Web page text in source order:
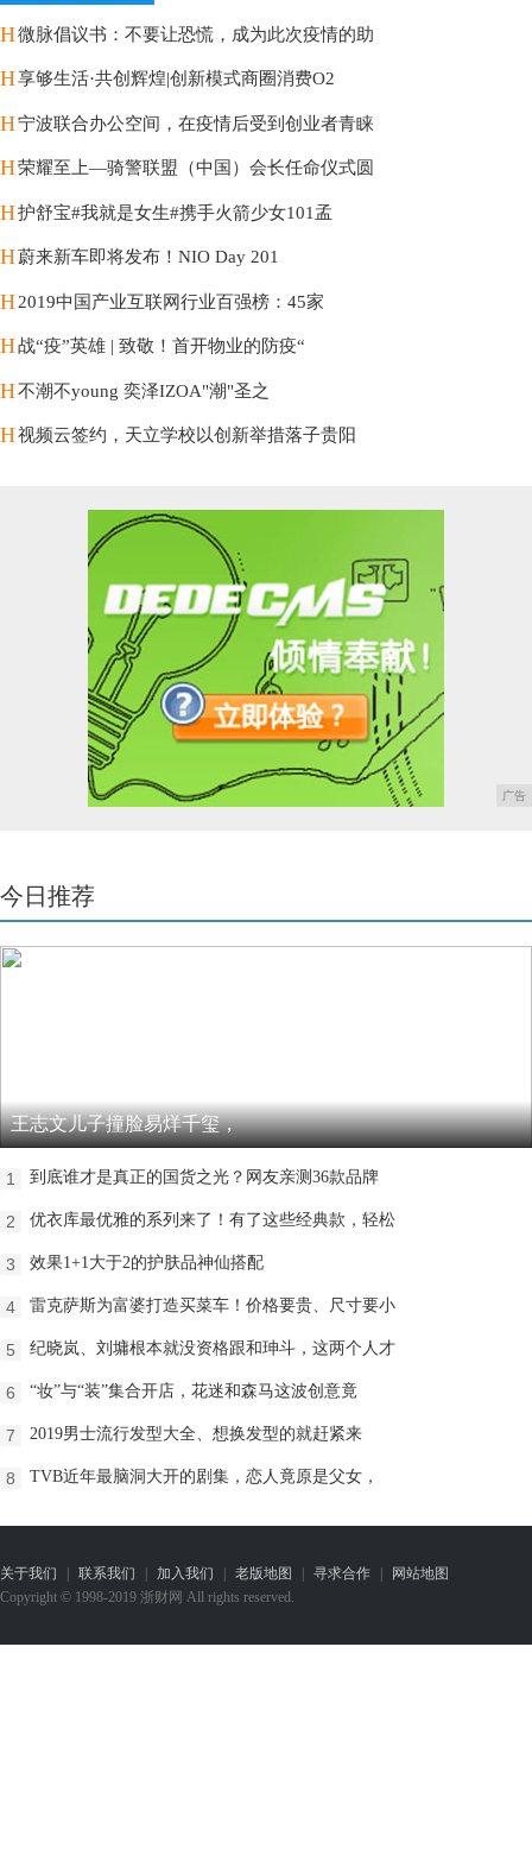
H微脉倡议书：不要让恐慌，成为此次疫情的助
H享够生活·共创辉煌|创新模式商圈消费O2
H宁波联合办公空间，在疫情后受到创业者青睐
H荣耀至上—骑警联盟（中国）会长任命仪式圆
H护舒宝#我就是女生#携手火箭少女101孟
H蔚来新车即将发布！NIO Day 201
H2019中国产业互联网行业百强榜：45家
H战“疫”英雄 | 致敬！首开物业的防疫“
H不潮不young 奕泽IZOA"潮"圣之
H视频云签约，天立学校以创新举措落子贵阳
广告
今日推荐
王志文儿子撞脸易烊千玺，
1 到底谁才是真正的国货之光？网友亲测36款品牌
2 优衣库最优雅的系列来了！有了这些经典款，轻松
3 效果1+1大于2的护肤品神仙搭配
4 雷克萨斯为富婆打造买菜车！价格要贵、尺寸要小
5 纪晓岚、刘墉根本就没资格跟和珅斗，这两个人才
6 “妆”与“装”集合开店，花迷和森马这波创意竟
7 2019男士流行发型大全、想换发型的就赶紧来
8 TVB近年最脑洞大开的剧集，恋人竟原是父女，
关于我们 | 联系我们 | 加入我们 | 老版地图 | 寻求合作 |
网站地图
Copyright © 1998-2019 浙财网 All rights reserved.